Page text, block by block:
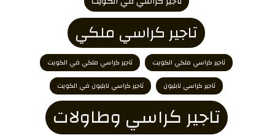
تاجير كراسي ملكي
تاجير كراسي ملكي الكويت
تاجير كراسي ملكي في الكويت
تاجير كراسي نابليون
تاجير كراسي نابليون في الكويت
تاجير كراسي وطاولات